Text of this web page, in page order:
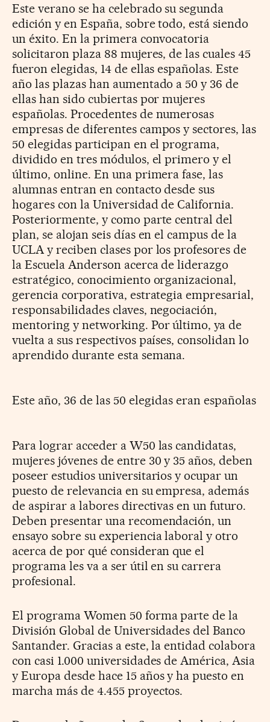
Este verano se ha celebrado su segunda
edición y en España, sobre todo, está siendo
un éxito. En la primera convocatoria
solicitaron plaza 88 mujeres, de las cuales 45
fueron elegidas, 14 de ellas españolas. Este
año las plazas han aumentado a 50 y 36 de
ellas han sido cubiertas por mujeres
españolas. Procedentes de numerosas
empresas de diferentes campos y sectores, las
50 elegidas participan en el programa,
dividido en tres módulos, el primero y el
último, online. En una primera fase, las
alumnas entran en contacto desde sus
hogares con la Universidad de California.
Posteriormente, y como parte central del
plan, se alojan seis días en el campus de la
UCLA y reciben clases por los profesores de
la Escuela Anderson acerca de liderazgo
estratégico, conocimiento organizacional,
gerencia corporativa, estrategia empresarial,
responsabilidades claves, negociación,
mentoring y networking. Por último, ya de
vuelta a sus respectivos países, consolidan lo
aprendido durante esta semana.
Este año, 36 de las 50 elegidas eran españolas
Para lograr acceder a W50 las candidatas,
mujeres jóvenes de entre 30 y 35 años, deben
poseer estudios universitarios y ocupar un
puesto de relevancia en su empresa, además
de aspirar a labores directivas en un futuro.
Deben presentar una recomendación, un
ensayo sobre su experiencia laboral y otro
acerca de por qué consideran que el
programa les va a ser útil en su carrera
profesional.
El programa Women 50 forma parte de la
División Global de Universidades del Banco
Santander. Gracias a este, la entidad colabora
con casi 1.000 universidades de América, Asia
y Europa desde hace 15 años y ha puesto en
marcha más de 4.455 proyectos.